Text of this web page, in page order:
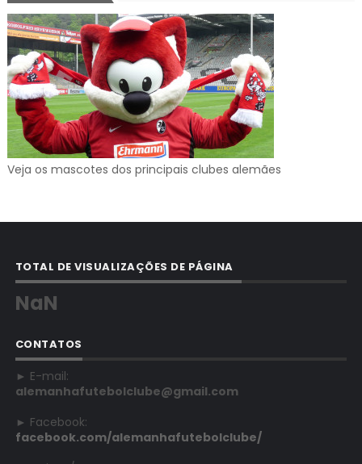
Veja os mascotes dos principais clubes alemães
TOTAL DE VISUALIZAÇÕES DE PÁGINA
NaN
CONTATOS
► E-mail:
alemanhafutebolclube@gmail.com
► Facebook:
facebook.com/alemanhafutebolclube/